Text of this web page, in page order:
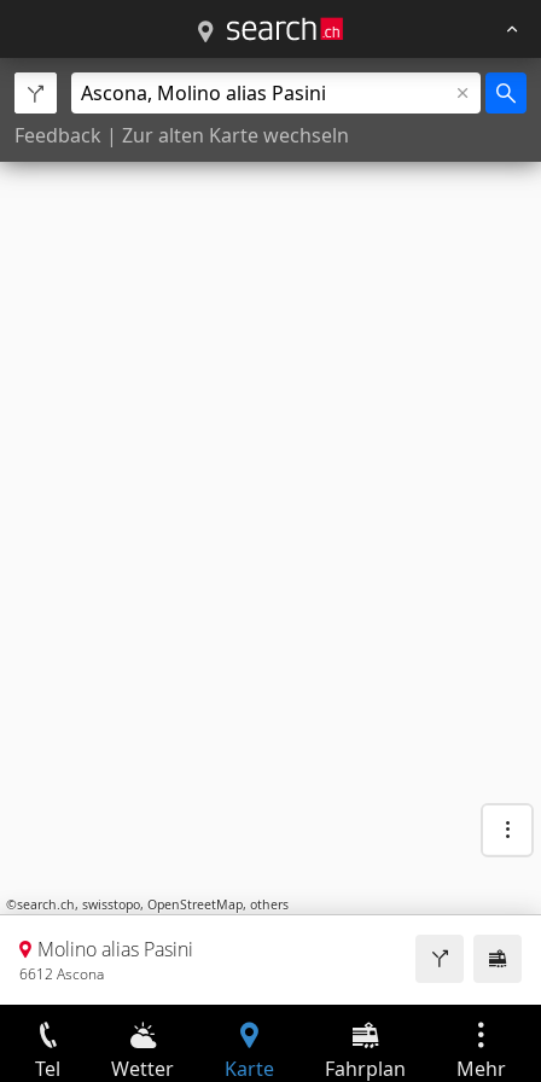
Feedback | Zur alten Karte wechseln
©search.ch, swisstopo, OpenStreetMap, others
Molino alias Pasini
6612 Ascona
Tel Wetter Karte Fahrplan Mehr